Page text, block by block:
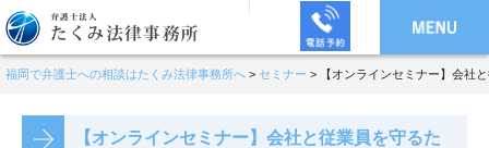
福岡で弁護士への相談はたくみ法律事務所へ > セミナー > 【オンラインセミナー】会社
【オンラインセミナー】会社と従業員を守るた